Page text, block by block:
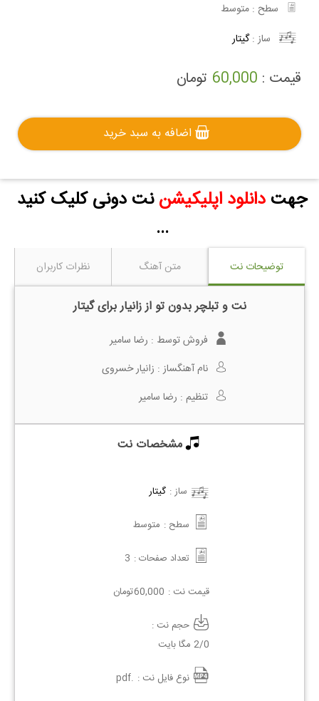
سطح : متوسط
ساز :گیتار
قیمت : 60,000 تومان
اضافه به سبد خرید
جهتدانلود اپلیکیشن نت دونی کلیک کنید
...
توضیحات نت متن آهنگ نظرات کاربران
نت و تبلچر بدون تو از زانیار برای گیتار
فروش توسط : رضا سامیر
نام آهنگساز : زانیار خسروی
تنظیم : رضا سامیر
مشخصات نت
ساز : گیتار
سطح : متوسط
تعداد صفحات : 3
قیمت نت : 60,000تومان
حجم نت :
2/0 مگا بایت
نوع فایل نت : .pdf